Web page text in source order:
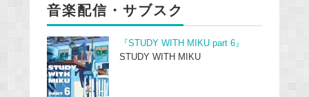
音楽配信・サブスク
『STUDY WITH MIKU part 6』
STUDY WITH MIKU